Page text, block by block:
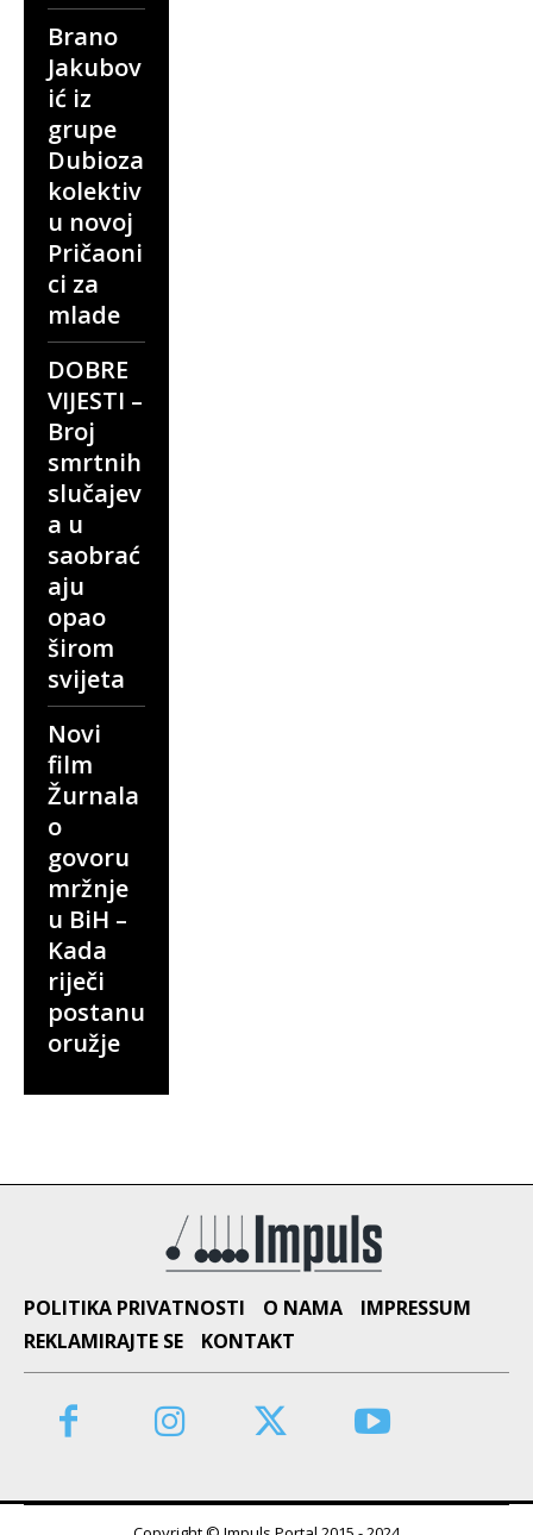
Brano
Jakubov
ić iz
grupe
Dubioza
kolektiv
u novoj
Pričaoni
ci za
mlade
DOBRE
VIJESTI –
Broj
smrtnih
slučajev
a u
saobrać
aju
opao
širom
svijeta
Novi
film
Žurnala
o
govoru
mržnje
u BiH –
Kada
riječi
postanu
oružje
POLITIKA PRIVATNOSTI O NAMA
IMPRESSUM
REKLAMIRAJTE SE
KONTAKT